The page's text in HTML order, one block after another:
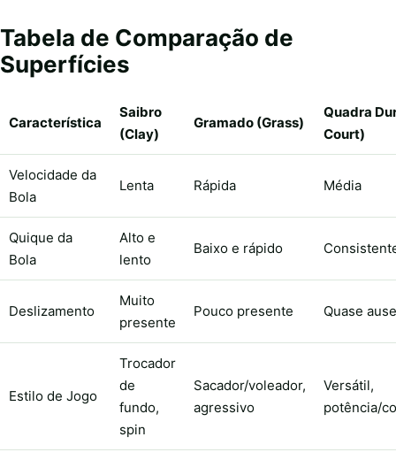
Tabela de Comparação de
Superfícies
Característica
Saibro
(Clay)
Gramado (Grass)
Quadra
Court)
Velocidade da
Bola
Lenta Rápida Média
Quique da
Bola
Alto e
lento
Baixo e rápido
Deslizamento
Muito
presente
Pouco presente Quase
Estilo de Jogo
Trocador
de
fundo,
spin
Sacador/voleador,
agressivo
Versátil,
potência/